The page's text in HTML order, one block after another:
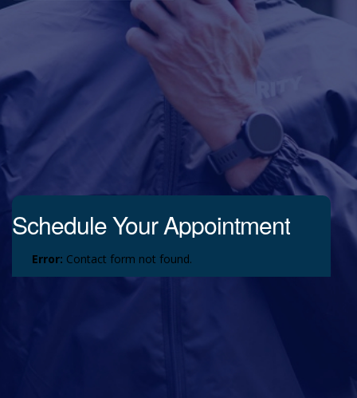
Schedule Your Appointment
Error: Contact form not found.